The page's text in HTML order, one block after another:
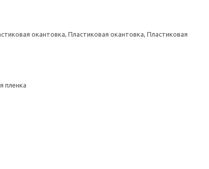
окантовка, Пластиковая окантовка, Пластиковая
пленка